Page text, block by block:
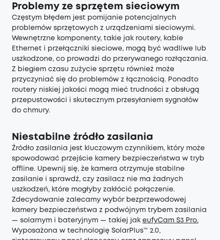
Problemy ze sprzętem sieciowym
Częstym błędem jest pomijanie potencjalnych
problemów sprzętowych z urządzeniami sieciowymi.
Wewnętrzne komponenty, takie jak routery, kable
Ethernet i przełączniki sieciowe, mogą być wadliwe lub
uszkodzone, co prowadzi do przerywanego rozłączania.
Z biegiem czasu zużycie sprzętu również może
przyczyniać się do problemów z łącznością. Ponadto
routery niskiej jakości mogą mieć trudności z obsługą
przepustowości i skutecznym przesyłaniem sygnałów
do chmury.
Niestabilne źródło zasilania
Źródło zasilania jest kluczowym czynnikiem, który może
spowodować przejście kamery bezpieczeństwa w tryb
offline. Upewnij się, że kamera otrzymuje stabilne
zasilanie i sprawdź, czy zasilacz nie ma żadnych
uszkodzeń, które mogłyby zakłócić połączenie.
Zdecydowanie zalecamy wybór bezprzewodowej
kamery bezpieczeństwa z podwójnym trybem zasilania
— solarnym i bateryjnym — takiej jak eufyCam S3 Pro.
Wyposażona w technologię SolarPlus™ 2.0,